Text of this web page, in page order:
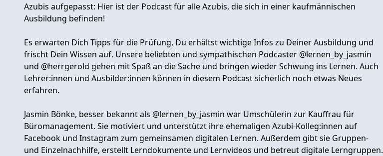
Azubis aufgepasst: Hier ist der Podcast für alle Azubis, die sich in einer kaufmännischen
Ausbildung befinden!
Es erwarten Dich Tipps für die Prüfung, Du erhältst wichtige Infos zu Deiner Ausbildung und
frischt Dein Wissen auf. Unsere beliebten und sympathischen Podcaster @lernen_by_jasmin
und @herrgerold gehen mit Spaß an die Sache und bringen wieder Schwung ins Lernen. Auch
Lehrer:innen und Ausbilder:innen können in diesem Podcast sicherlich noch etwas Neues
erfahren.
Jasmin Bönke, besser bekannt als @lernen_by_jasmin war Umschülerin zur Kauffrau für
Büromanagement. Sie motiviert und unterstützt ihre ehemaligen Azubi-Kolleg:innen auf
Facebook und Instagram zum gemeinsamen digitalen Lernen. Außerdem gibt sie Gruppen-
und Einzelnachhilfe, erstellt Lerndokumente und Lernvideos und betreut digitale Lerngruppen.